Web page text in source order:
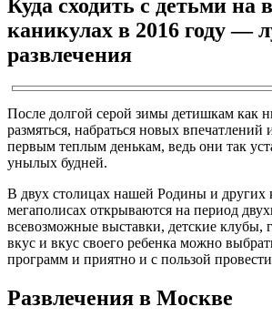
Куда сходить с детьми на
каникулах в 2016 году —
развлечения
После долгой серой зимы детишкам как
размяться, набраться новых впечатлений
первым теплым денькам, ведь они так
унылых будней.
В двух столицах нашей Родины и других
мегаполисах открываются на период
всевозможные выставки, детские клубы,
вкус и вкус своего ребенка можно
программ и приятно и с пользой
Развлечения в Москве